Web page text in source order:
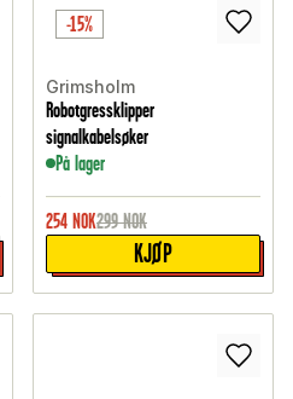
-15%
Grimsholm
Robotgressklipper
signalkabelsøker
På lager
254 NOK299 NOK
KJØP